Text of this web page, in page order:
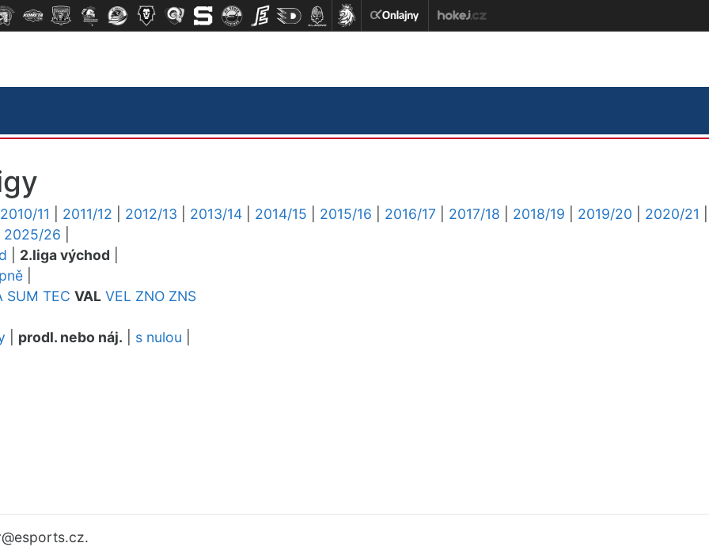
2010/11 2011/12 2012/13 2013/14 2014/15 2015/16 2016/17 2017/18 2018/19 2019/20 2020/21
2025/26
2.liga východ
SUM TEC VAL VEL ZNO ZNS
prodl. nebo náj. s nulou
@esports.cz.